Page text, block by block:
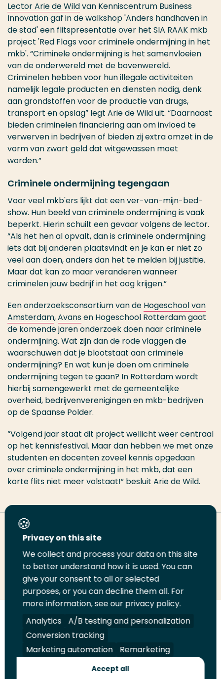
Lector Arie de Wildvan Kenniscentrum Business
Innovation gaf in de walkshop 'Anders handhaven in
de stad' een flitspresentatie over het SIA RAAK mkb
project 'Red Flags voor criminele ondermijning in het
mkb'. “Criminele ondermijning is het samenvloeien
van de onderwereld met de bovenwereld.
Criminelen hebben voor hun illegale activiteiten
namelijk legale producten en diensten nodig, denk
aan grondstoffen voor de productie van drugs,
transport en opslag” legt Arie de Wild uit. “Daarnaast
bieden criminelen financiering aan om invloed te
verwerven in bedrijven of bieden zij extra omzet in de
vorm van zwart geld dat witgewassen moet
worden.”
Criminele ondermijning tegengaan
Voor veel mkb'ers lijkt dat een ver-van-mijn-bed-
show. Hun beeld van criminele ondermijning is vaak
beperkt. Hierin schuilt een gevaar volgens de lector.
“Als het hen al opvalt, dan is criminele ondermijning
iets dat bij anderen plaatsvindt en je kan er niet zo
veel aan doen, anders dan het te melden bij justitie.
Maar dat kan zo maar veranderen wanneer
criminelen jouw bedrijf in het oog krijgen.”
Een onderzoeksconsortium van de Hogeschool van
Amsterdam,Avansen Hogeschool Rotterdam gaat
de komende jaren onderzoek doen naar criminele
ondermijning. Wat zijn dan de rode vlaggen die
waarschuwen dat je blootstaat aan criminele
ondermijning? En wat kun je doen om criminele
ondermijning tegen te gaan? In Rotterdam wordt
hierbij samengewerkt met de gemeentelijke
overheid, bedrijvenverenigingen en mkb-bedrijven
op de Spaanse Polder.
“Volgend jaar staat dit project wellicht weer centraal
op het kennisfestival. Maar dan hebben we met onze
studenten en docenten zoveel kennis opgedaan
over criminele ondermijning in het mkb, dat een
korte flits niet meer volstaat!” besluit Arie de Wild.
Deel deze pagina
Deel
LinkedIn
Deel
op
Twitter
Deel
op
Facebook
Email
deze
pagina
Print
deze
pagina
Volg
ons
op
LinkedIn
Volg
ons
op
Facebook
Volg
ons
op
YouTube
Volg
ons
op
Instagram
Juridisch Security A-Z Index
Contact
Privacy on this site
We collect and process your data on this site
to better understand how it is used. You can
give your consent to all or selected
purposes, or you can decline them all. For
more information, see our privacy policy.
Analytics
A/B testing and personalization
Conversion tracking
Marketing automation
Remarketing
Accept all